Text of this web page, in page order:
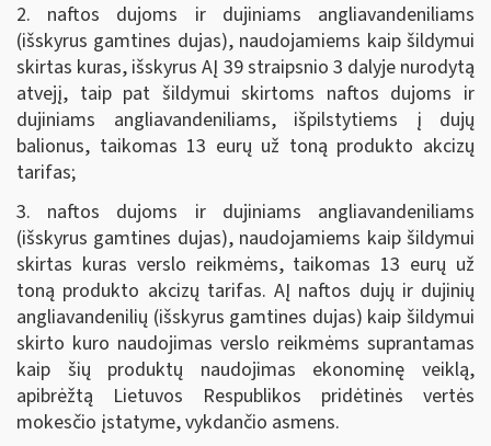
2. naftos dujoms ir dujiniams angliavandeniliams
(išskyrus gamtines dujas), naudojamiems kaip šildymui
skirtas kuras, išskyrus AĮ 39 straipsnio 3 dalyje nurodytą
atvejį, taip pat šildymui skirtoms naftos dujoms ir
dujiniams angliavandeniliams, išpilstytiems į dujų
balionus, taikomas 13 eurų už toną produkto akcizų
tarifas;
3. naftos dujoms ir dujiniams angliavandeniliams
(išskyrus gamtines dujas), naudojamiems kaip šildymui
skirtas kuras verslo reikmėms, taikomas 13 eurų už
toną produkto akcizų tarifas. AĮ naftos dujų ir dujinių
angliavandenilių (išskyrus gamtines dujas) kaip šildymui
skirto kuro naudojimas verslo reikmėms suprantamas
kaip šių produktų naudojimas ekonominę veiklą,
apibrėžtą Lietuvos Respublikos pridėtinės vertės
mokesčio įstatyme, vykdančio asmens.